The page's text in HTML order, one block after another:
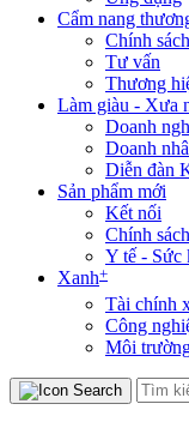
Cẩm nang
Chính sách
Tư vấn
Thương
Làm giàu - Xưa
Doanh
Doanh
Diễn đàn
Sản phẩm mới
Kết nối
Chính
Y tế - Sức
Xanh+
Tài chính
Công
Môi